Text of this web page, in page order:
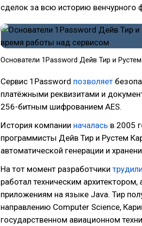
сделок за всю историю венчурного
Основатели 1Password Дейв Тир и
Сервис 1Password позволяет
платёжными реквизитами и
256-битным шифрованием AES.
История компании началась в 2005
программисты Дейв Тир и Рустем
автоматической генерации и
На тот момент разработчики
работал техническим
приложениям на языке Java. Тир
направлению Computer Science,
государственном авиационном